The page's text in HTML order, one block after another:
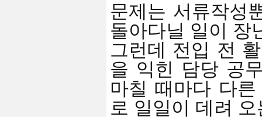
문제는 서류작성
돌아다닐 일이 장
그런데 전입 전
을 익힌 담당 공
마칠 때마다 다
로 일일이 데려